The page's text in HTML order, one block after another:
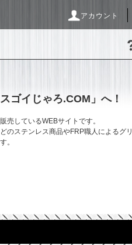
アカウント
ゴイじゃろ.COM」へ！
売しているWEBサイトです。
のステンレス商品やFRP職人によるグリ
。